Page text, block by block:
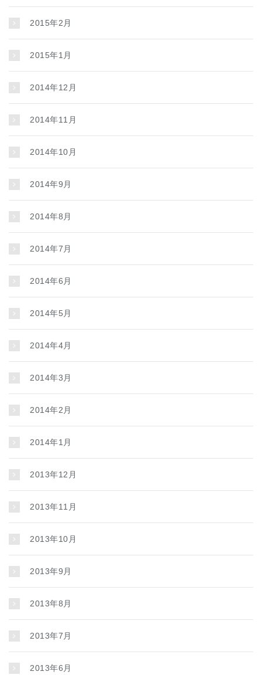
2015年2月
2015年1月
2014年12月
2014年11月
2014年10月
2014年9月
2014年8月
2014年7月
2014年6月
2014年5月
2014年4月
2014年3月
2014年2月
2014年1月
2013年12月
2013年11月
2013年10月
2013年9月
2013年8月
2013年7月
2013年6月